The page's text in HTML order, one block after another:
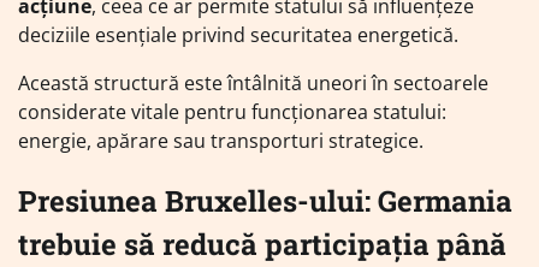
acțiune, ceea ce ar permite statului să influențeze
deciziile esențiale privind securitatea energetică.
Această structură este întâlnită uneori în sectoarele
considerate vitale pentru funcționarea statului:
energie, apărare sau transporturi strategice.
Presiunea Bruxelles-ului: Germania
trebuie să reducă participația până